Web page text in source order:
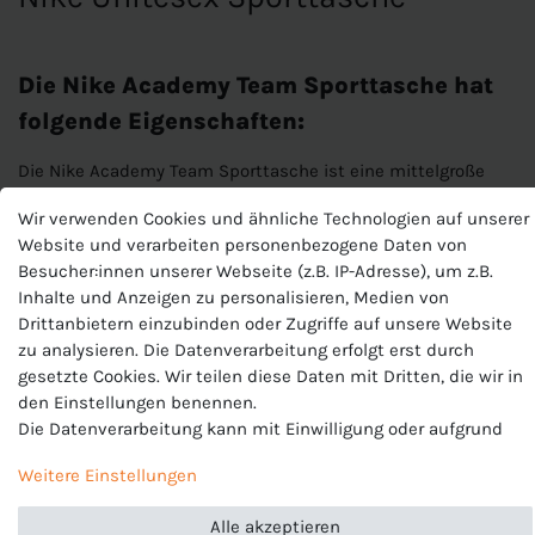
Die Nike Academy Team Sporttasche hat
folgende Eigenschaften:
Die Nike Academy Team Sporttasche ist eine mittelgroße
Eigenschaften:
Fächer:Zwei Reißverschlussfächer, wovon eins spezial für
Schuhe oder feuchte Bekleidung
Schulterriemen:Verstellbares und abnehmbares
Schultrband, zwei Tragegurte
Maße:64 x 30 x 31cm (Inhalt: 60 liter)
Farbe: schwarz-weiß
Wir verwenden Cookies und ähnliche Technologien auf unserer
Website und verarbeiten personenbezogene Daten von
Besucher:innen unserer Webseite (z.B. IP-Adresse), um z.B.
Inhalte und Anzeigen zu personalisieren, Medien von
Drittanbietern einzubinden oder Zugriffe auf unsere Website
zu analysieren. Die Datenverarbeitung erfolgt erst durch
gesetzte Cookies. Wir teilen diese Daten mit Dritten, die wir in
den Einstellungen benennen.
Die Datenverarbeitung kann mit Einwilligung oder aufgrund
erteilt oder abgelehnt werden. Es besteht das Recht, nicht
einzuwilligen und die Einwilligung zu einem späteren
Weitere Einstellungen
Alle akzeptieren